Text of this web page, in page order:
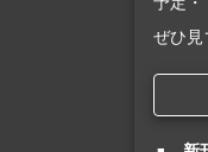
ぜひ見